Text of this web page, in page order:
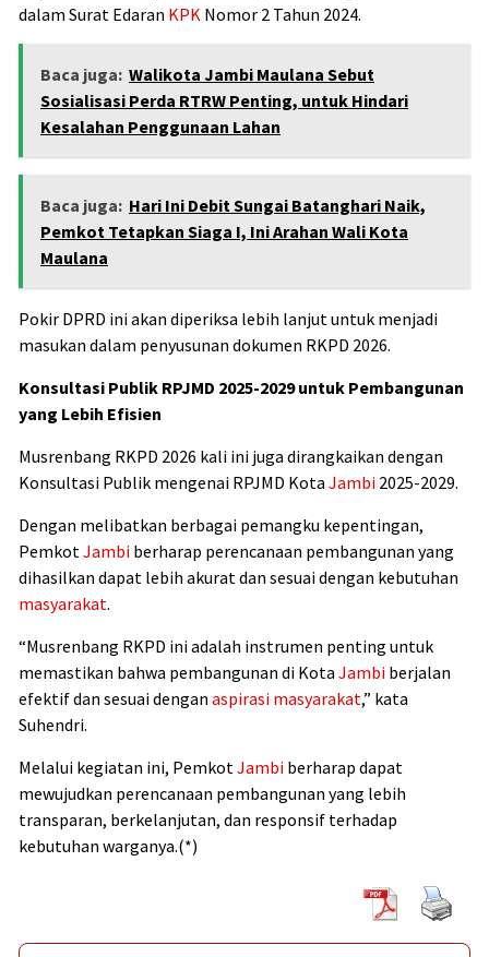
dalam Surat Edaran KPK Nomor 2 Tahun 2024.
Baca juga: Walikota Jambi Maulana Sebut
Sosialisasi Perda RTRW Penting, untuk Hindari
Kesalahan Penggunaan Lahan
Baca juga: Hari Ini Debit Sungai Batanghari Naik,
Pemkot Tetapkan Siaga I, Ini Arahan Wali Kota
Maulana
Pokir DPRD ini akan diperiksa lebih lanjut untuk menjadi
masukan dalam penyusunan dokumen RKPD 2026.
Konsultasi Publik RPJMD 2025-2029 untuk Pembangunan
yang Lebih Efisien
Musrenbang RKPD 2026 kali ini juga dirangkaikan dengan
Konsultasi Publik mengenai RPJMD Kota Jambi 2025-2029.
Dengan melibatkan berbagai pemangku kepentingan,
Pemkot Jambi berharap perencanaan pembangunan yang
dihasilkan dapat lebih akurat dan sesuai dengan kebutuhan
masyarakat.
“Musrenbang RKPD ini adalah instrumen penting untuk
memastikan bahwa pembangunan di Kota Jambi berjalan
efektif dan sesuai dengan aspirasi masyarakat,” kata
Suhendri.
Melalui kegiatan ini, Pemkot Jambi berharap dapat
mewujudkan perencanaan pembangunan yang lebih
transparan, berkelanjutan, dan responsif terhadap
kebutuhan warganya.(*)